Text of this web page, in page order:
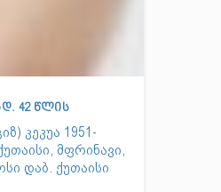
42 წლის
კეკუა 1951-
მფრინავი,
დაბ. ქუთაისი